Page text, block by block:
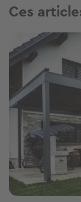
Ces
Image